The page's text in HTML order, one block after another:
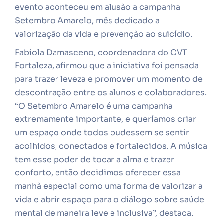
evento aconteceu em alusão a campanha
Setembro Amarelo, mês dedicado a
valorização da vida e prevenção ao suicídio.
Fabíola Damasceno, coordenadora do CVT
Fortaleza, afirmou que a iniciativa foi pensada
para trazer leveza e promover um momento de
descontração entre os alunos e colaboradores.
“O Setembro Amarelo é uma campanha
extremamente importante, e queríamos criar
um espaço onde todos pudessem se sentir
acolhidos, conectados e fortalecidos. A música
tem esse poder de tocar a alma e trazer
conforto, então decidimos oferecer essa
manhã especial como uma forma de valorizar a
vida e abrir espaço para o diálogo sobre saúde
mental de maneira leve e inclusiva”, destaca.